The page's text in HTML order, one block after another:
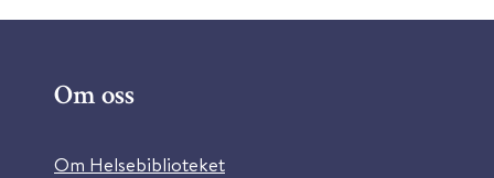
Om oss
Om Helsebiblioteket